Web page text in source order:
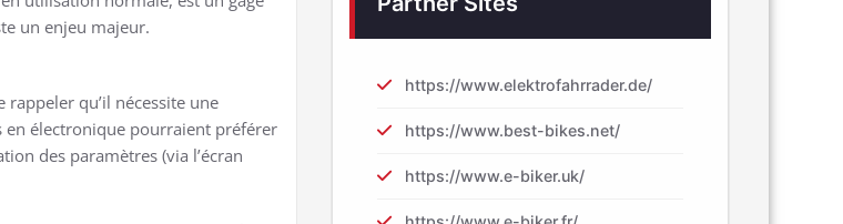
un enjeu majeur.
qu’il nécessite une
en électronique pourraient préférer
des paramètres (via l’écran
https://www.elektrofahrrader.de/
https://www.best-bikes.net/
https://www.e-biker.uk/